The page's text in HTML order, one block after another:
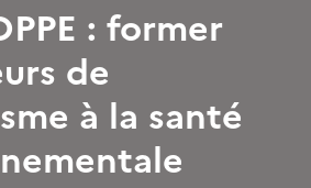
: former
de
à la santé